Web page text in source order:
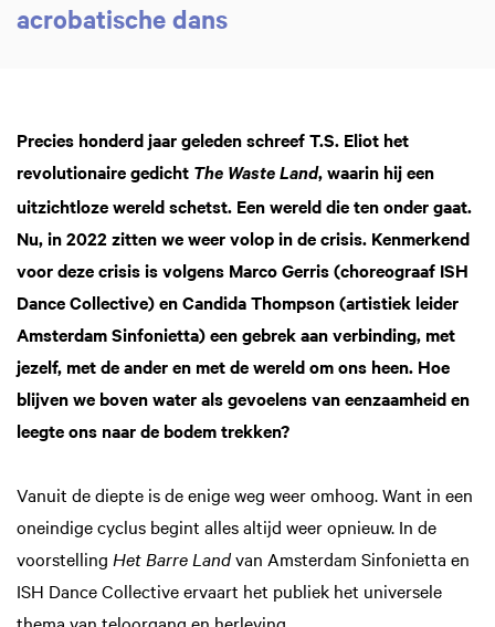
acrobatische dans
Precies honderd jaar geleden schreef T.S. Eliot het
revolutionaire gedicht The Waste Land, waarin hij een
uitzichtloze wereld schetst. Een wereld die ten onder gaat.
Nu, in 2022 zitten we weer volop in de crisis. Kenmerkend
voor deze crisis is volgens Marco Gerris (choreograaf ISH
Dance Collective) en Candida Thompson (artistiek leider
Amsterdam Sinfonietta) een gebrek aan verbinding, met
jezelf, met de ander en met de wereld om ons heen. Hoe
blijven we boven water als gevoelens van eenzaamheid en
leegte ons naar de bodem trekken?
Vanuit de diepte is de enige weg weer omhoog. Want in een
oneindige cyclus begint alles altijd weer opnieuw. In de
voorstelling Het Barre Landvan Amsterdam Sinfonietta en
ISH Dance Collective ervaart het publiek het universele